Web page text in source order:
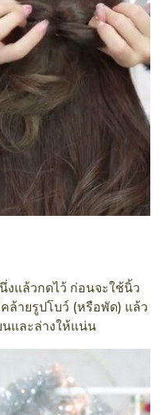
งแล้วกดไว้ ก่อนจะใช้นิ้ว
ล้ายรูปโบว์ (หรือพัด) แล้ว
และล่างให้แน่น